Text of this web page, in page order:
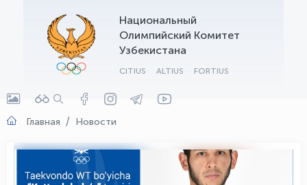
Национальный
Олимпийский Комитет
Узбекистана
CITIUS ALTIUS FORTIUS
Главная Новости
OLYMPCHIK AI - yordamchi
Онлайн · olympic.uz